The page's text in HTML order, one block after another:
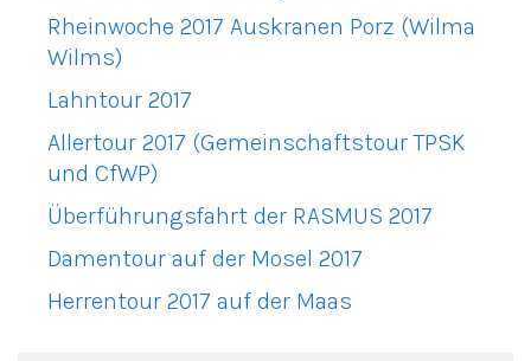
Rheinwoche 2017 Auskranen Porz (Wilma
Wilms)
Lahntour 2017
Allertour 2017 (Gemeinschaftstour TPSK
und CfWP)
Überführungsfahrt der RASMUS 2017
Damentour auf der Mosel 2017
Herrentour 2017 auf der Maas